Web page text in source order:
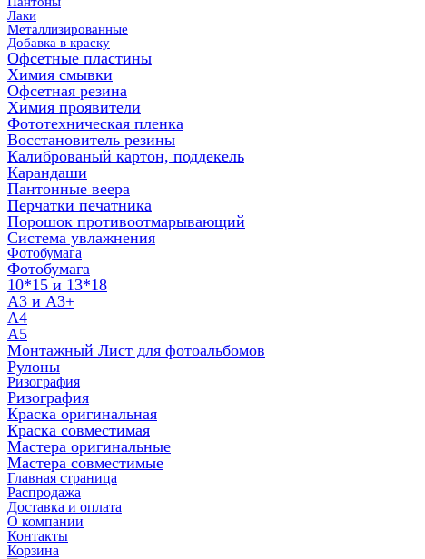
Лаки
Металлизированные
Добавка в краску
Офсетные пластины
Химия смывки
Офсетная резина
Химия проявители
Фототехническая пленка
Восстановитель резины
Калиброваный картон, поддекель
Карандаши
Пантонные веера
Перчатки печатника
Порошок противоотмарывающий
Система увлажнения
Фотобумага
Фотобумага
10*15 и 13*18
A3 и А3+
А4
А5
Монтажный Лист для фотоальбомов
Рулоны
Ризография
Ризография
Краска оригинальная
Краска совместимая
Мастера оригинальные
Мастера совместимые
Главная страница
Распродажа
Доставка и оплата
О компании
Контакты
Корзина